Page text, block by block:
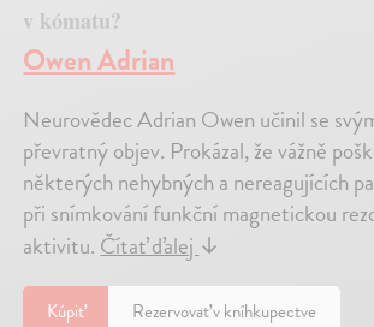
v kómatu?
Owen Adrian
Neurovědec Adrian Owen učinil se
převratný objev. Prokázal, že vážně
některých nehybných a nereagujících
při snímkování funkční magnetickou
aktivitu.Čítať ďalej↓
Kúpiť Rezervovať v kníhkupectve